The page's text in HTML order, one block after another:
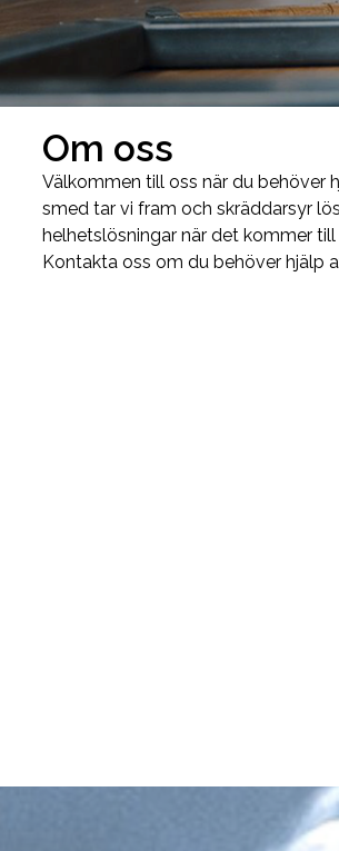
Om oss
Välkommen till oss när du behöver
smed tar vi fram och skräddarsyr
helhetslösningar när det kommer
Kontakta oss om du behöver hjälp